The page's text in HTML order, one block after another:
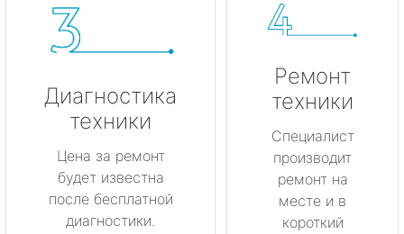
Диагностика
техники
Цена за ремонт
будет известна
после бесплатной
диагностики.
Ремонт
техники
Специалист
производит
ремонт на
месте и в
короткий